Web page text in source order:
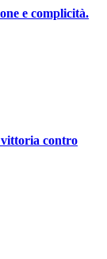
e complicità.
contro